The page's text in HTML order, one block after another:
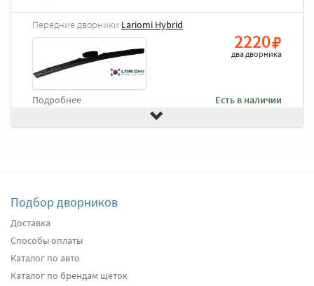
Передние дворники Lariomi Hybrid
2220
два дворника
Есть в наличии
Подробнее
Подробнее
Передние дворники
Подбор дворников
Доставка
Способы оплаты
Каталог по авто
Каталог по брендам щеток